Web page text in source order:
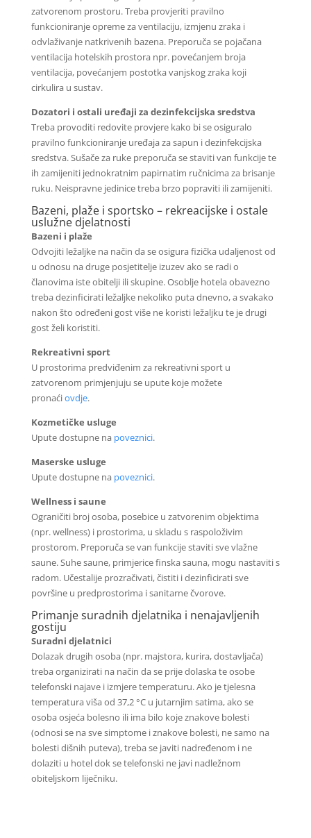
zatvorenom prostoru. Treba provjeriti pravilno
funkcioniranje opreme za ventilaciju, izmjenu zraka i
odvlaživanje natkrivenih bazena. Preporuča se pojačana
ventilacija hotelskih prostora npr. povećanjem broja
ventilacija, povećanjem postotka vanjskog zraka koji
cirkulira u sustav.
Dozatori i ostali uređaji za dezinfekcijska sredstva
Treba provoditi redovite provjere kako bi se osiguralo
pravilno funkcioniranje uređaja za sapun i dezinfekcijska
sredstva. Sušače za ruke preporuča se staviti van funkcije te
ih zamijeniti jednokratnim papirnatim ručnicima za brisanje
ruku. Neispravne jedinice treba brzo popraviti ili zamijeniti.
Bazeni, plaže i sportsko – rekreacijske i ostale
uslužne djelatnosti
Bazeni i plaže
Odvojiti ležaljke na način da se osigura fizička udaljenost od
u odnosu na druge posjetitelje izuzev ako se radi o
članovima iste obitelji ili skupine. Osoblje hotela obavezno
treba dezinficirati ležaljke nekoliko puta dnevno, a svakako
nakon što određeni gost više ne koristi ležaljku te je drugi
gost želi koristiti.
Rekreativni sport
U prostorima predviđenim za rekreativni sport u
zatvorenom primjenjuju se upute koje možete
pronaćiovdje.
Kozmetičke usluge
Upute dostupne na poveznici.
Maserske usluge
Upute dostupne na poveznici.
Wellness i saune
Ograničiti broj osoba, posebice u zatvorenim objektima
(npr. wellness) i prostorima, u skladu s raspoloživim
prostorom. Preporuča se van funkcije staviti sve vlažne
saune. Suhe saune, primjerice finska sauna, mogu nastaviti s
radom. Učestalije prozračivati, čistiti i dezinficirati sve
površine u predprostorima i sanitarne čvorove.
Primanje suradnih djelatnika i nenajavljenih
gostiju
Suradni djelatnici
Dolazak drugih osoba (npr. majstora, kurira, dostavljača)
treba organizirati na način da se prije dolaska te osobe
telefonski najave i izmjere temperaturu. Ako je tjelesna
temperatura viša od 37,2 °C u jutarnjim satima, ako se
osoba osjeća bolesno ili ima bilo koje znakove bolesti
(odnosi se na sve simptome i znakove bolesti, ne samo na
bolesti dišnih puteva), treba se javiti nadređenom i ne
dolaziti u hotel dok se telefonski ne javi nadležnom
obiteljskom liječniku.